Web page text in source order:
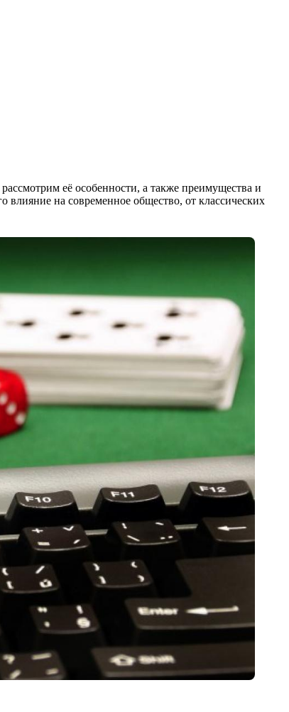
её особенности, а также преимущества и
влияние на современное общество, от классических